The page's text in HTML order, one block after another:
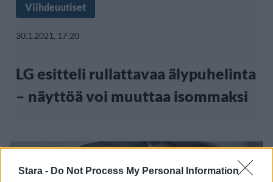
Stara - Do Not Process My Personal Information
Viihdeuutiset
30.1.2021, 17:20
LG esitteli rullattavaa älypuhelinta
– näyttöä voi muuttaa isommaksi